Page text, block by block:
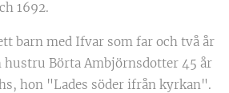
1692.
barn med Ifvar som far och två år
hustru Börta Ambjörnsdotter 45 år
hon "Lades söder ifrån kyrkan".